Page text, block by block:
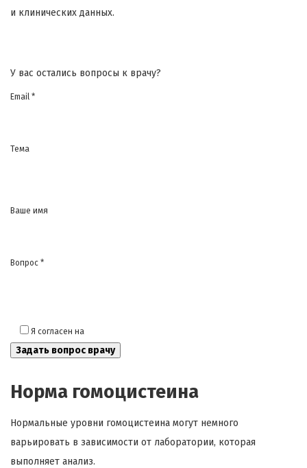
и клинических данных.
У вас остались вопросы к врачу?
Email *
Тема
Ваше имя
Вопрос *
Я согласен на
Норма гомоцистеина
Нормальные уровни гомоцистеина могут немного
варьировать в зависимости от лаборатории, которая
выполняет анализ.